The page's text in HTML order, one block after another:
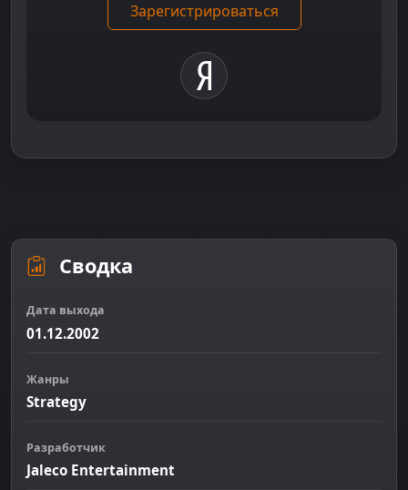
Зарегистрироваться
Сводка
Дата выхода
01.12.2002
Жанры
Strategy
Разработчик
Jaleco Entertainment